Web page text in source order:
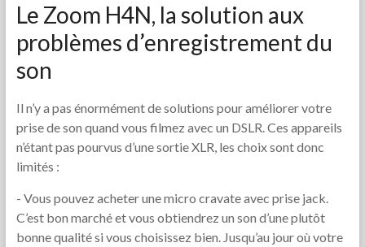
Le Zoom H4N, la solution aux
problèmes d’enregistrement du
son
Il n’y a pas énormément de solutions pour améliorer votre
prise de son quand vous filmez avec un DSLR. Ces appareils
n’étant pas pourvus d’une sortie XLR, les choix sont donc
limités :
- Vous pouvez acheter une micro cravate avec prise jack.
C’est bon marché et vous obtiendrez un son d’une plutôt
bonne qualité si vous choisissez bien. Jusqu’au jour où votre